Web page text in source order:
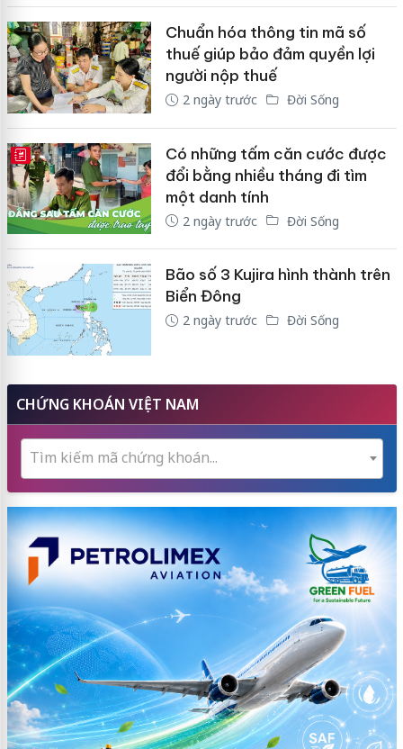
Chuẩn hóa thông tin mã số
thuế giúp bảo đảm quyền lợi
người nộp thuế
2 ngày trước Đời Sống
E-MAGAZINE
Có những tấm căn cước được
đổi bằng nhiều tháng đi tìm
một danh tính
2 ngày trước Đời Sống
Bão số 3 Kujira hình thành trên
Biển Đông
2 ngày trước Đời Sống
CHỨNG KHOÁN VIỆT NAM
Tìm kiếm mã chứng khoán...